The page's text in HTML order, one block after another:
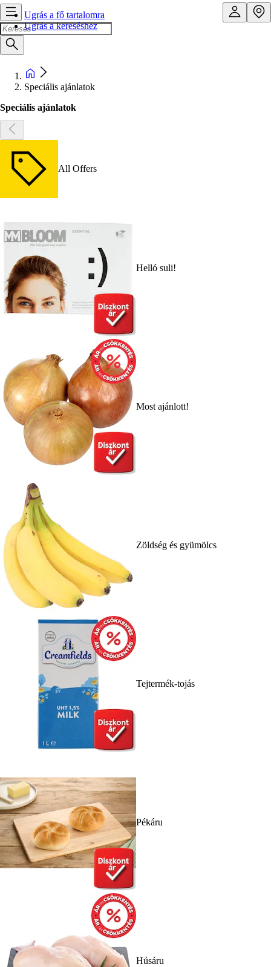
Ugrás a fő tartalomra
Ugrás a kereséshez
Speciális ajánlatok
Speciális ajánlatok
All Offers
Helló suli!
Most ajánlott!
Zöldség és gyümölcs
Tejtermék-tojás
Pékáru
Húsáru